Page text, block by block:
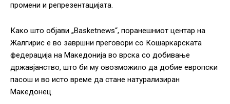
промени и репрезентацијата.
Како што објави „Basketnews“, поранешниот центар на
Жалгирис е во завршни преговори со Кошаркарската
федерација на Македонија во врска со добивање
државјанство, што би му овозможило да добие европски
пасош и во исто време да стане натурализиран
Македонец.